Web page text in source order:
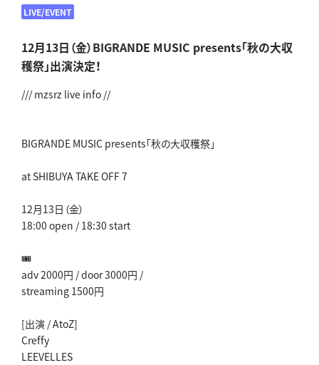
LIVE/EVENT
12月13日（金）BIGRANDE MUSIC presents「秋の大収
穫祭」出演決定！
/// mzsrz live info //
BIGRANDE MUSIC presents「秋の大収穫祭」
at SHIBUYA TAKE OFF 7
12月13日（金）
18:00 open / 18:30 start
🎟️
adv 2000円 / door 3000円 /
streaming 1500円
[出演 / AtoZ]
Creffy
LEEVELLES